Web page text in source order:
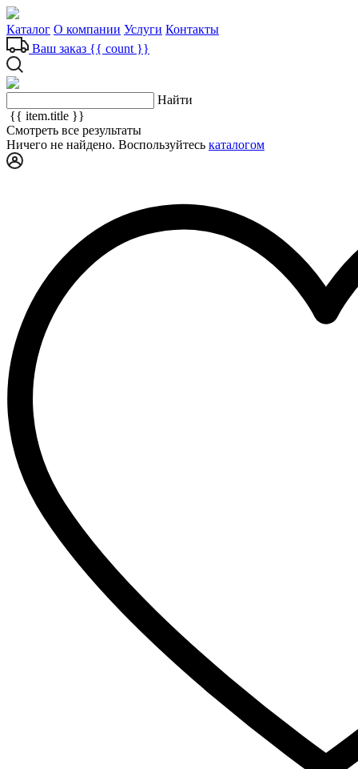
Каталог О компании Услуги Контакты
Ваш заказ {{ count }}
Найти
{{ item.title }}
Смотреть все результаты
Ничего не найдено. Воспользуйтесь каталогом